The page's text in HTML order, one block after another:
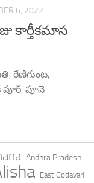
6, 2022
కార్తీకమాస
రేణిగుంట,
పూర్, పూనె
Andhra Pradesh
East Godavari